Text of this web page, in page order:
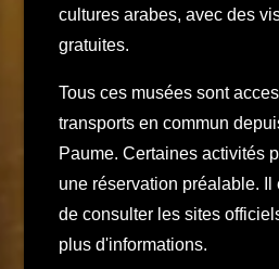
cultures arabes, avec des
gratuites. ​
Tous ces musées sont
transports en commun
Paume. Certaines activités
une réservation préalable. Il
de consulter les sites
plus d'informations.​